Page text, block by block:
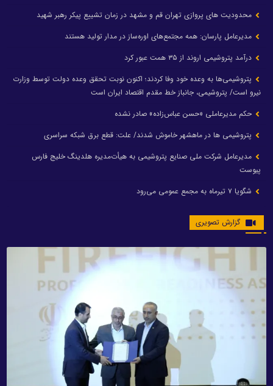
محدودیت های پروازی تهران قم و مشهد در زمان تشییع پیکر رهبر شهید
مدیرعامل پارسان: همه مجتمع‌های اوره‌ساز در مدار تولید هستند
درآمد پتروشیمی اروند از ۳۵ همت عبور کرد
پتروشیمی‌ها به وعده خود وفا کردند؛ اکنون نوبت تحقق وعده دولت توسط وزارت
نیرو است/ پتروشیمی، جانباز خط مقدم اقتصاد ایران است
حکم مدیرعاملی «حسن عباس‌زاده» صادر نشده
پتروشیمی ها در ماهشهر خاموش شدند/ علت: قطع برق شبکه سراسری
مدیرعامل شرکت ملی صنایع پتروشیمی به هیأت‌مدیره هلدینگ خلیج فارس
پیوست
شگویا ۷ تیرماه به مجمع عمومی می‌رود
گزارش تصویری